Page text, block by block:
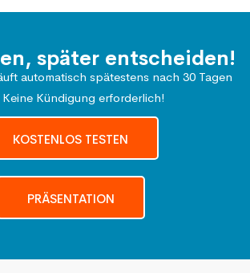
später entscheiden!
automatisch spätestens nach 30 Tagen
Keine Kündigung erforderlich!
KOSTENLOS TESTEN
PRÄSENTATION